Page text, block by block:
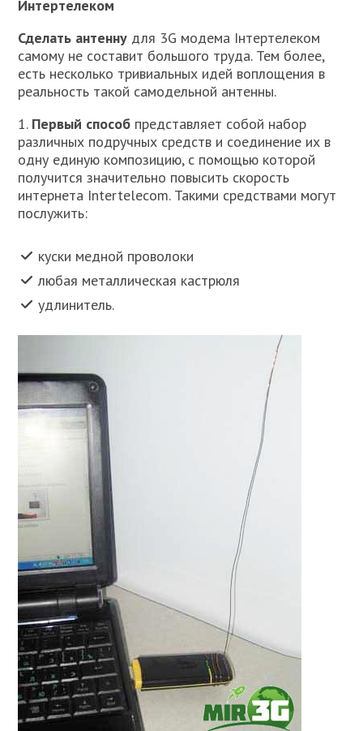
Интертелеком
Сделать антенну для 3G модема Інтертелеком
самому не составит большого труда. Тем более,
есть несколько тривиальных идей воплощения в
реальность такой самодельной антенны.
1. Первый способ представляет собой набор
различных подручных средств и соединение их в
одну единую композицию, с помощью которой
получится значительно повысить скорость
интернета Intertelecom. Такими средствами могут
послужить:
куски медной проволоки
любая металлическая кастрюля
удлинитель.